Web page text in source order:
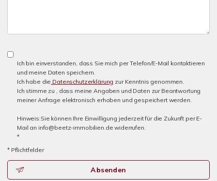
Ich bin einverstanden, dass Sie mich per Telefon/E-Mail kontaktieren
und meine Daten speichern.
Ich habe die Datenschutzerklärung zur Kenntnis genommen.
Ich stimme zu , dass meine Angaben und Daten zur Beantwortung
meiner Anfrage elektronisch erhoben und gespeichert werden.
Hinweis:Sie können Ihre Einwilligung jederzeit für die Zukunft per E-
Mail an info@beetz-immobilien.de widerrufen.
*
* Pflichtfelder
Absenden